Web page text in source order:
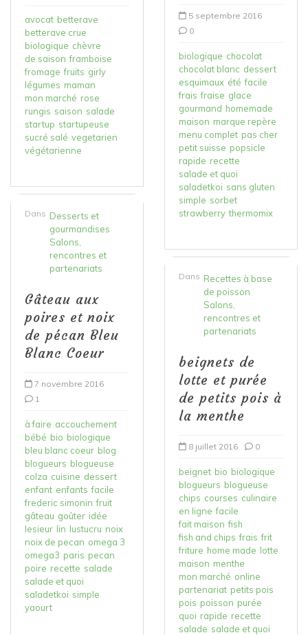
avocat betterave
betterave crue
biologique chèvre
de saison framboise
fromage fruits girly
légumes maman
mon marché rose
rungis saison salade
startup startupeuse
sucré salé vegetarien
végétarienne
Dans Desserts et
gourmandises
Salons,
rencontres et
partenariats
Gâteau aux
poires et noix
de pécan Bleu
Blanc Coeur
7 novembre 2016
1
à faire accouchement
bébé bio biologique
bleu blanc coeur blog
blogueurs blogueuse
colza cuisine dessert
enfant enfants facile
frederic simonin fruit
gâteau goûter idée
lesieur lin lustucru noix
noix de pecan omega 3
omega3 paris pecan
poire recette salade
salade et quoi
saladetkoi simple
yaourt
5 septembre 2016
0
biologique chocolat
chocolat blanc dessert
esquimaux été facile
frais fraise glace
gourmand homemade
maison marque repère
menu complet pas cher
petit suisse popsicle
rapide recette
salade et quoi
saladetkoi sans gluten
simple sorbet
strawberry thermomix
Dans Recettes à base
de poisson
Salons,
rencontres et
partenariats
beignets de
lotte et purée
de petits pois à
la menthe
8 juillet 2016 0
beignet bio biologique
blogueurs blogueuse
chips courses culinaire
en ligne facile
fait maison fish
fish and chips frais frit
friture home made lotte
maison menthe
mon marché online
partenariat petits pois
pois poisson purée
quoi rapide recette
salade salade et quoi